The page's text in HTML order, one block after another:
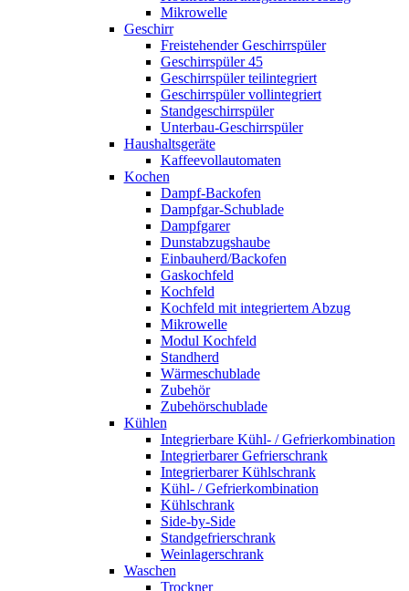
Mikrowelle
Geschirr
Freistehender Geschirrspüler
Geschirrspüler 45
Geschirrspüler teilintegriert
Geschirrspüler vollintegriert
Standgeschirrspüler
Unterbau-Geschirrspüler
Haushaltsgeräte
Kaffeevollautomaten
Kochen
Dampf-Backofen
Dampfgar-Schublade
Dampfgarer
Dunstabzugshaube
Einbauherd/Backofen
Gaskochfeld
Kochfeld
Kochfeld mit integriertem Abzug
Mikrowelle
Modul Kochfeld
Standherd
Wärmeschublade
Zubehör
Zubehörschublade
Kühlen
Integrierbare Kühl- / Gefrierkombination
Integrierbarer Gefrierschrank
Integrierbarer Kühlschrank
Kühl- / Gefrierkombination
Kühlschrank
Side-by-Side
Standgefrierschrank
Weinlagerschrank
Waschen
Trockner